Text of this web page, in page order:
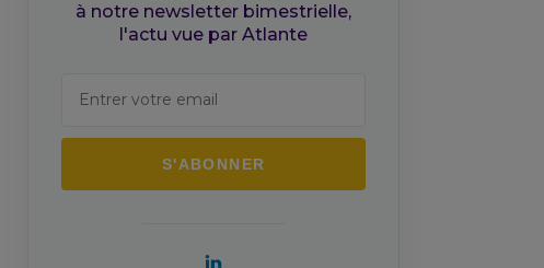
à notre newsletter bimestrielle,
l'actu vue par Atlante